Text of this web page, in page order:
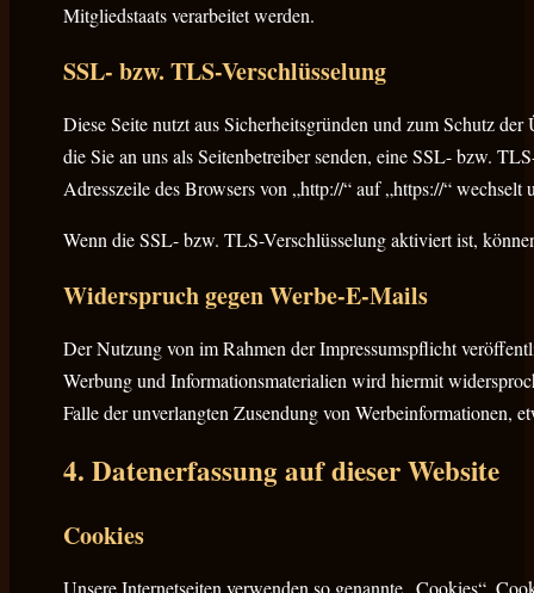
Mitgliedstaats verarbeitet werden.
SSL- bzw. TLS-Verschlüsselung
Diese Seite nutzt aus Sicherheitsgründen und zum Schutz
die Sie an uns als Seitenbetreiber senden, eine SSL- bzw.
Adresszeile des Browsers von „http://“ auf „https://“
Wenn die SSL- bzw. TLS-Verschlüsselung aktiviert ist,
Widerspruch gegen Werbe-E-Mails
Der Nutzung von im Rahmen der Impressumspflicht
Werbung und Informationsmaterialien wird hiermit
Falle der unverlangten Zusendung von Werbeinformationen,
4. Datenerfassung auf dieser Website
Cookies
Unsere Internetseiten verwenden so genannte „Cookies“.